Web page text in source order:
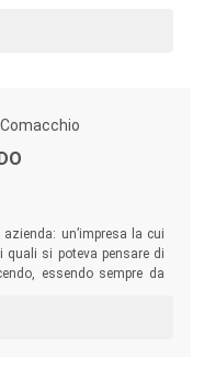
un’impresa la cui
si poteva pensare di
essendo sempre da